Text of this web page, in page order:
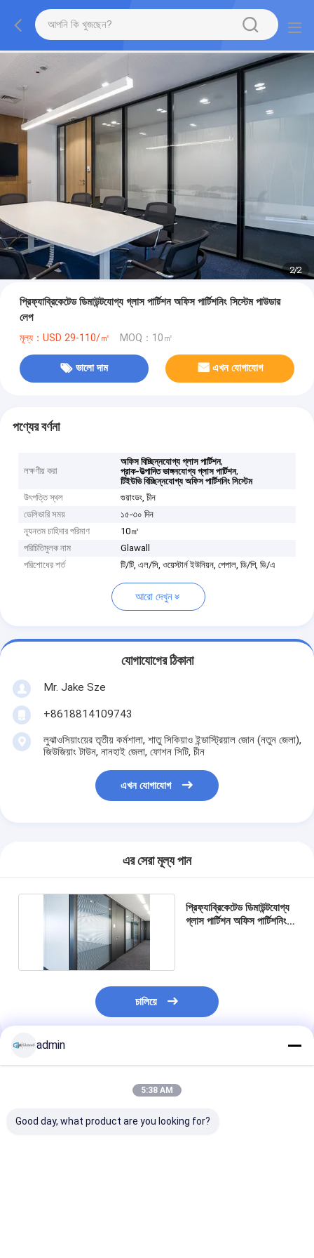
2/2
প্রিফ্যাব্রিকেটেড ডিমাউন্টযোগ্য গ্লাস পার্টিশন অফিস পার্টিশনিং সিস্টেম পাউডার
লেপ
মূল্য：USD 29-110/㎡ MOQ：10㎡
ভালো দাম এখন যোগাযোগ
পণ্যের বর্ণনা
লক্ষণীয় করা
অফিস বিচ্ছিন্নযোগ্য গ্লাস পার্টিশন,
প্রাক-উত্পাদিত ভাঙ্গনযোগ্য গ্লাস পার্টিশন,
টিইউভি বিচ্ছিন্নযোগ্য অফিস পার্টিশনিং সিস্টেম
উৎপত্তি স্থল
গুয়াংডং, চীন
ডেলিভারি সময়
১৫-৩০ দিন
ন্যূনতম চাহিদার পরিমাণ
10㎡
পরিচিতিমুলক নাম
Glawall
পরিশোধের শর্ত
টি/টি, এল/সি, ওয়েস্টার্ন ইউনিয়ন, পেপাল, ডি/পি, ডি/এ
আরো দেখুন
যোগাযোগের ঠিকানা
Mr. Jake Sze
+8618814109743
লুঝাওসিয়াংয়ের তৃতীয় কর্মশালা, শাতু সিকিয়াও ইন্ডাস্ট্রিয়াল জোন (নতুন জেলা),
জিউজিয়াং টাউন, নানহাই জেলা, ফোশন সিটি, চীন
এখন যোগাযোগ
এর সেরা মূল্য পান
প্রিফ্যাব্রিকেটেড ডিমাউন্টযোগ্য
গ্লাস পার্টিশন অফিস পার্টিশনিং
চালিয়ে
প্রস্তাবিত পণ্য
admin
5:38 AM
Good day, what product are you looking for?